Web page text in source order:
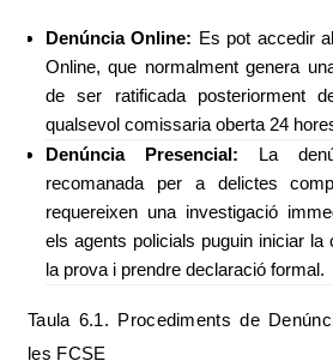
Denúncia Online: Es pot accedir
Online, que normalment genera
de ser ratificada posteriorment
qualsevol comissaria oberta 24
Denúncia Presencial: La
recomanada per a delictes
requereixen una investigació
els agents policials puguin iniciar la
la prova i prendre declaració formal.
Taula 6.1. Procediments de
les FCSE